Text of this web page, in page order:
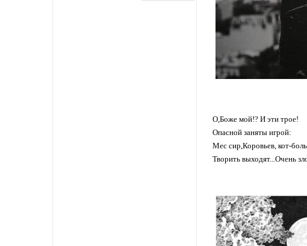
Knyazeva_Lena
Main herz
Frau Rock
О,Боже мой!? И эти трое!
Опасной заняты игрой:
Мес сир,Коровьев, кот-
Творить выходят...Очень